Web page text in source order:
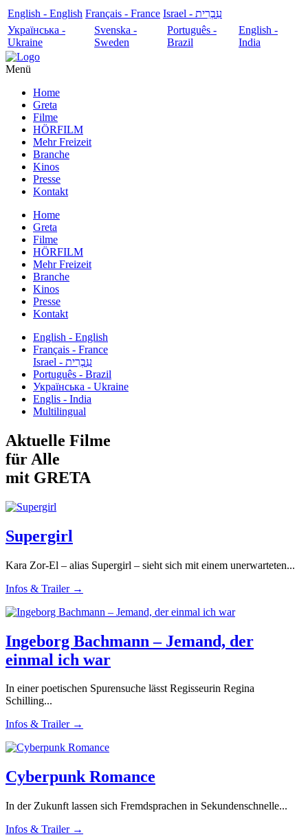
English - English Français - France
עִבְרִית - Israel
Українська -
Ukraine
Svenska -
Sweden
Português -
Brazil
English -
India
Menü
Home
Greta
Filme
HÖRFILM
Mehr Freizeit
Branche
Kinos
Presse
Kontakt
Home
Greta
Filme
HÖRFILM
Mehr Freizeit
Branche
Kinos
Presse
Kontakt
English - English
Français - France
עִבְרִית - Israel
Português - Brazil
Українська - Ukraine
Englis - India
Multilingual
Aktuelle Filme
für Alle
mit GRETA
Supergirl
Kara Zor-El – alias Supergirl – sieht sich mit einem unerwarteten...
Infos & Trailer →
Ingeborg Bachmann – Jemand, der
einmal ich war
In einer poetischen Spurensuche lässt Regisseurin Regina
Schilling...
Infos & Trailer →
Cyberpunk Romance
In der Zukunft lassen sich Fremdsprachen in Sekundenschnelle...
Infos & Trailer →